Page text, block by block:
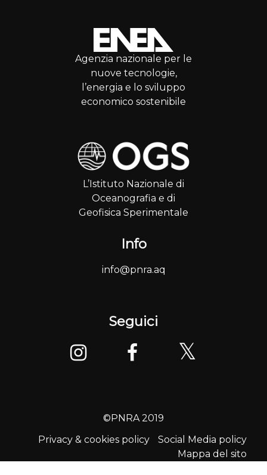
Agenzia nazionale per le
nuove tecnologie,
l’energia e lo sviluppo
economico sostenibile
L’Istituto Nazionale di
Oceanografia e di
Geofisica Sperimentale
Info
info@pnra.aq
Seguici
©PNRA 2019
Privacy & cookies policy
Social Media policy
Mappa del sito